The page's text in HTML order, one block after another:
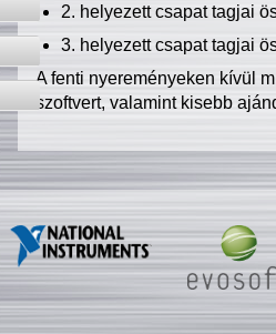
2. helyezett csapat tagjai
3. helyezett csapat tagjai
A fenti nyereményeken kívül
szoftvert, valamint kisebb